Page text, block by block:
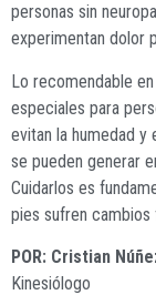
personas sin
experimentan dolor
Lo recomendable
especiales para
evitan la humedad y
se pueden generar
Cuidarlos es
pies sufren
POR: Cristian
Kinesiólogo